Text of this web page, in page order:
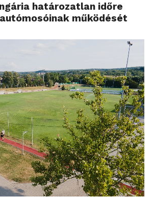
határozatlan időre
működését